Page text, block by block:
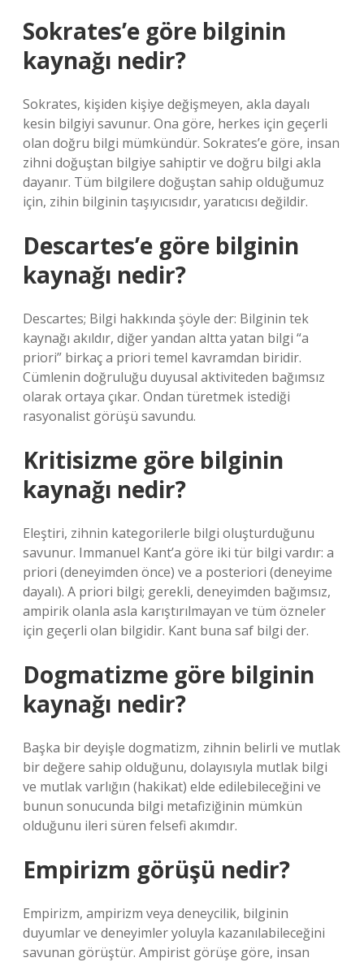
Sokrates’e göre bilginin
kaynağı nedir?
Sokrates, kişiden kişiye değişmeyen, akla dayalı
kesin bilgiyi savunur. Ona göre, herkes için geçerli
olan doğru bilgi mümkündür. Sokrates’e göre, insan
zihni doğuştan bilgiye sahiptir ve doğru bilgi akla
dayanır. Tüm bilgilere doğuştan sahip olduğumuz
için, zihin bilginin taşıyıcısıdır, yaratıcısı değildir.
Descartes’e göre bilginin
kaynağı nedir?
Descartes; Bilgi hakkında şöyle der: Bilginin tek
kaynağı akıldır, diğer yandan altta yatan bilgi “a
priori” birkaç a priori temel kavramdan biridir.
Cümlenin doğruluğu duyusal aktiviteden bağımsız
olarak ortaya çıkar. Ondan türetmek istediği
rasyonalist görüşü savundu.
Kritisizme göre bilginin
kaynağı nedir?
Eleştiri, zihnin kategorilerle bilgi oluşturduğunu
savunur. Immanuel Kant’a göre iki tür bilgi vardır: a
priori (deneyimden önce) ve a posteriori (deneyime
dayalı). A priori bilgi; gerekli, deneyimden bağımsız,
ampirik olanla asla karıştırılmayan ve tüm özneler
için geçerli olan bilgidir. Kant buna saf bilgi der.
Dogmatizme göre bilginin
kaynağı nedir?
Başka bir deyişle dogmatizm, zihnin belirli ve mutlak
bir değere sahip olduğunu, dolayısıyla mutlak bilgi
ve mutlak varlığın (hakikat) elde edilebileceğini ve
bunun sonucunda bilgi metafiziğinin mümkün
olduğunu ileri süren felsefi akımdır.
Empirizm görüşü nedir?
Empirizm, ampirizm veya deneycilik, bilginin
duyumlar ve deneyimler yoluyla kazanılabileceğini
savunan görüştür. Ampirist görüşe göre, insan